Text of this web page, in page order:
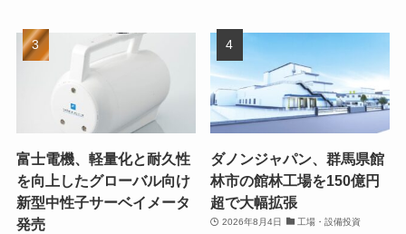
富士電機、軽量化と耐久性
を向上したグローバル向け
新型中性子サーベイメータ
発売
ダノンジャパン、群馬県館
林市の館林工場を150億円
超で大幅拡張
2026年8月4日 工場・設備投資